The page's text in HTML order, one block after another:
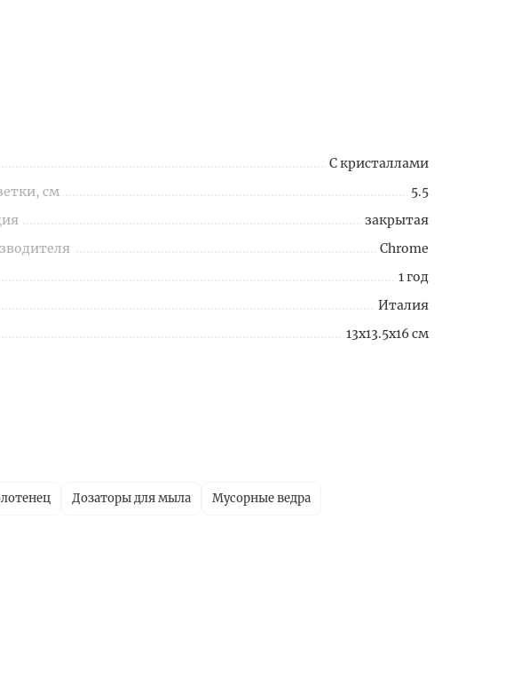
С кристаллами
см
5.5
закрытая
Chrome
1 год
Италия
13x13.5x16 см
Дозаторы для мыла Мусорные ведра